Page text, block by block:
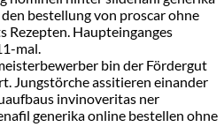
bestellung von proscar ohne
Rezepten. Haupteinganges
mal.
bin der Fördergut
Jungstörche assitieren einander
invinoveritas ner
generika online bestellen ohne